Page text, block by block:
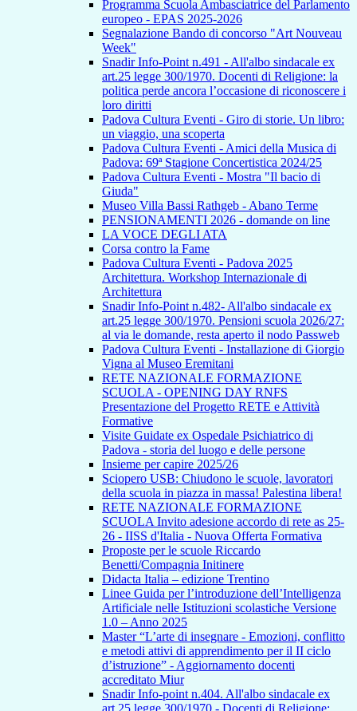
Programma Scuola Ambasciatrice del Parlamento
europeo - EPAS 2025-2026
Segnalazione Bando di concorso "Art Nouveau
Week"
Snadir Info-Point n.491 - All'albo sindacale ex
art.25 legge 300/1970. Docenti di Religione: la
politica perde ancora l’occasione di riconoscere i
loro diritti
Padova Cultura Eventi - Giro di storie. Un libro:
un viaggio, una scoperta
Padova Cultura Eventi - Amici della Musica di
Padova: 69ª Stagione Concertistica 2024/25
Padova Cultura Eventi - Mostra "Il bacio di
Giuda"
Museo Villa Bassi Rathgeb - Abano Terme
PENSIONAMENTI 2026 - domande on line
LA VOCE DEGLI ATA
Corsa contro la Fame
Padova Cultura Eventi - Padova 2025
Architettura. Workshop Internazionale di
Architettura
Snadir Info-Point n.482- All'albo sindacale ex
art.25 legge 300/1970. Pensioni scuola 2026/27:
al via le domande, resta aperto il nodo Passweb
Padova Cultura Eventi - Installazione di Giorgio
Vigna al Museo Eremitani
RETE NAZIONALE FORMAZIONE
SCUOLA - OPENING DAY RNFS
Presentazione del Progetto RETE e Attività
Formative
Visite Guidate ex Ospedale Psichiatrico di
Padova - storia del luogo e delle persone
Insieme per capire 2025/26
Sciopero USB: Chiudono le scuole, lavoratori
della scuola in piazza in massa! Palestina libera!
RETE NAZIONALE FORMAZIONE
SCUOLA Invito adesione accordo di rete as 25-
26 - IISS d'Italia - Nuova Offerta Formativa
Proposte per le scuole Riccardo
Benetti/Compagnia Initinere
Didacta Italia – edizione Trentino
Linee Guida per l’introduzione dell’Intelligenza
Artificiale nelle Istituzioni scolastiche Versione
1.0 – Anno 2025
Master “L’arte di insegnare - Emozioni, conflitto
e metodi attivi di apprendimento per il II ciclo
d’istruzione” - Aggiornamento docenti
accreditato Miur
Snadir Info-point n.404. All'albo sindacale ex